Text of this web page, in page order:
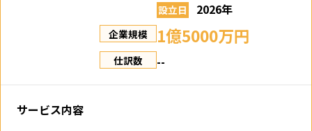
設立日 2026年
企業規模 1億5000万円
仕訳数 --
サービス内容